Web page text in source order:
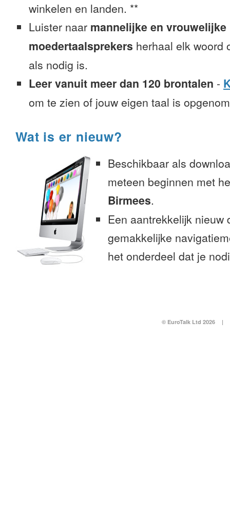
winkelen en landen. **
Luister naar mannelijke en vrouwelijke
moedertaalsprekers herhaal elk woord
als nodig is.
Leer vanuit meer dan 120 brontalen -
om te zien of jouw eigen taal is
Wat is er nieuw?
Beschikbaar als
meteen beginnen met
Birmees.
Een aantrekkelijk nieuw
gemakkelijke
het onderdeel dat je
© EuroTalk Ltd 2026 |